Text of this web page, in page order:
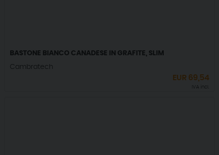
BASTONE BIANCO CANADESE IN GRAFITE, SLIM
Cambratech
EUR 69,54
IVA incl.